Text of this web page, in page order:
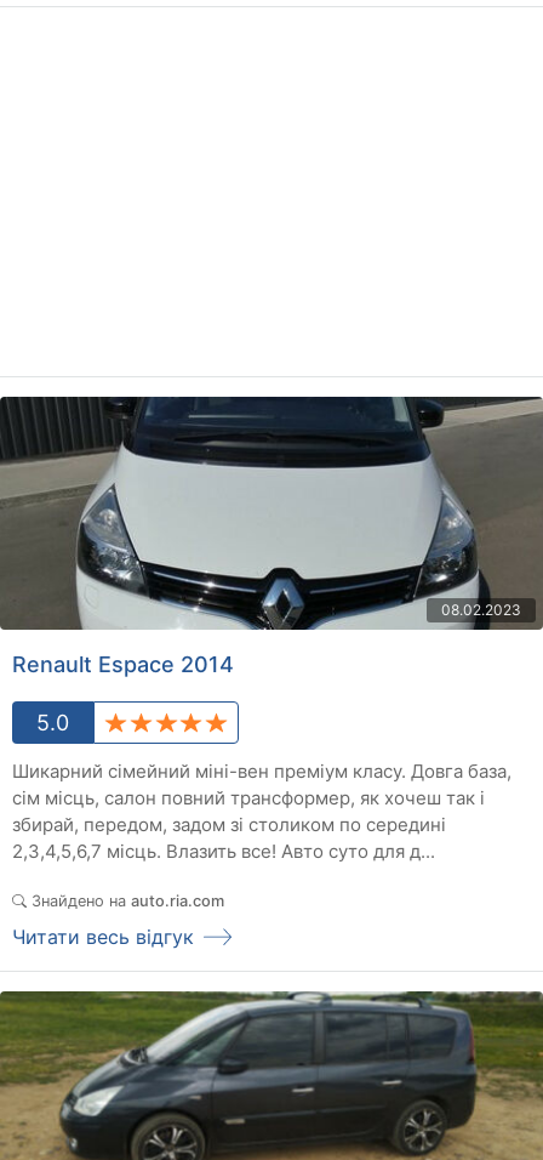
08.02.2023
Renault Espace 2014
5.0
Шикарний сімейний міні-вен преміум класу. Довга база,
сім місць, салон повний трансформер, як хочеш так і
збирай, передом, задом зі столиком по середині
2,3,4,5,6,7 місць. Влазить все! Авто суто для д...
Знайдено на auto.ria.com
Читати весь відгук